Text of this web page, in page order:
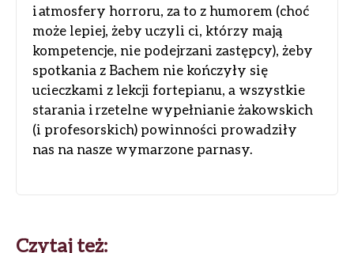
i atmosfery horroru, za to z humorem (choć
może lepiej, żeby uczyli ci, którzy mają
kompetencje, nie podejrzani zastępcy), żeby
spotkania z Bachem nie kończyły się
ucieczkami z lekcji fortepianu, a wszystkie
starania i rzetelne wypełnianie żakowskich
(i profesorskich) powinności prowadziły
nas na nasze wymarzone parnasy.
Czytaj też:
Nawigacja